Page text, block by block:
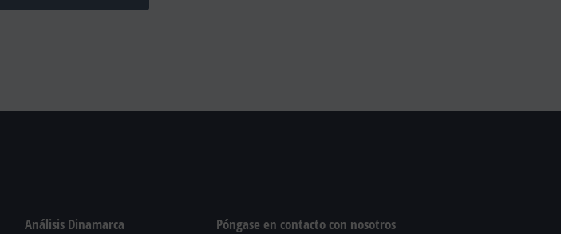
Análisis Dinamarca Póngase en contacto con nosotros